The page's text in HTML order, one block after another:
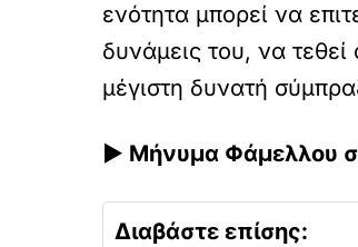
ενότητα μπορεί να
δυνάμεις του, να
μέγιστη δυνατή
► Μήνυμα Φάμελλου
Διαβάστε επίσης: